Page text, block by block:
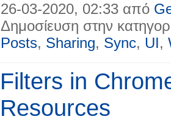
26-03-2020, 02:33 από
Δημοσίευση στην
Posts, Sharing, Sync, UI,
Filters in
Resources